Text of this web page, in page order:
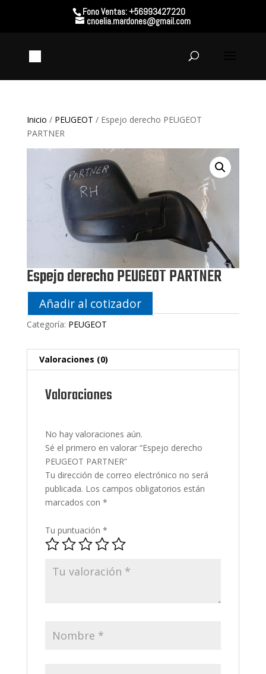
Fono Ventas: +56993427220
cnoelia.mardones@gmail.com
Inicio / PEUGEOT / Espejo derecho PEUGEOT
PARTNER
Espejo derecho PEUGEOT PARTNER
Añadir al cotizador
Categoría: PEUGEOT
Valoraciones (0)
Valoraciones
No hay valoraciones aún.
Sé el primero en valorar “Espejo derecho
PEUGEOT PARTNER”
Tu dirección de correo electrónico no será
publicada. Los campos obligatorios están
marcados con *
Tu puntuación *